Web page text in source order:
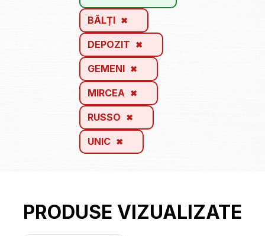
BĂLȚI
DEPOZIT
GEMENI
MIRCEA
RUSSO
UNIC
PRODUSE VIZUALIZATE